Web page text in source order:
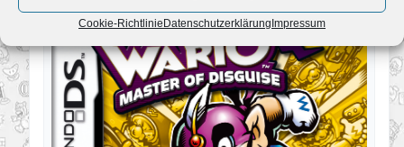
Cookie-RichtlinieDatenschutzerklärungImpressum